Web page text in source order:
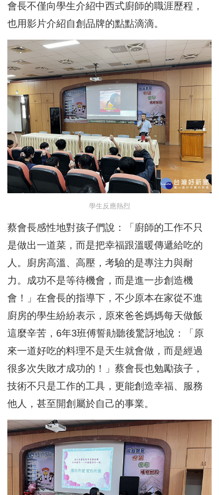
會長不僅向學生介紹中西式廚師的職涯歷程，
也用影片介紹自創品牌的點點滴滴。
學生反應熱烈
蔡會長感性地對孩子們說：「廚師的工作不只
是做出一道菜，而是把幸福跟溫暖傳遞給吃的
人。廚房高溫、高壓，考驗的是專注力與耐
力。成功不是等待機會，而是進一步創造機
會！」在會長的指導下，不少原本在家從不進
廚房的學生紛紛表示，原來爸爸媽媽每天做飯
這麼辛苦，6年3班傅誓勛聽後驚訝地說：「原
來一道好吃的料理不是天生就會做，而是經過
很多次失敗才成功的！」蔡會長也勉勵孩子，
技術不只是工作的工具，更能創造幸福、服務
他人，甚至開創屬於自己的事業。